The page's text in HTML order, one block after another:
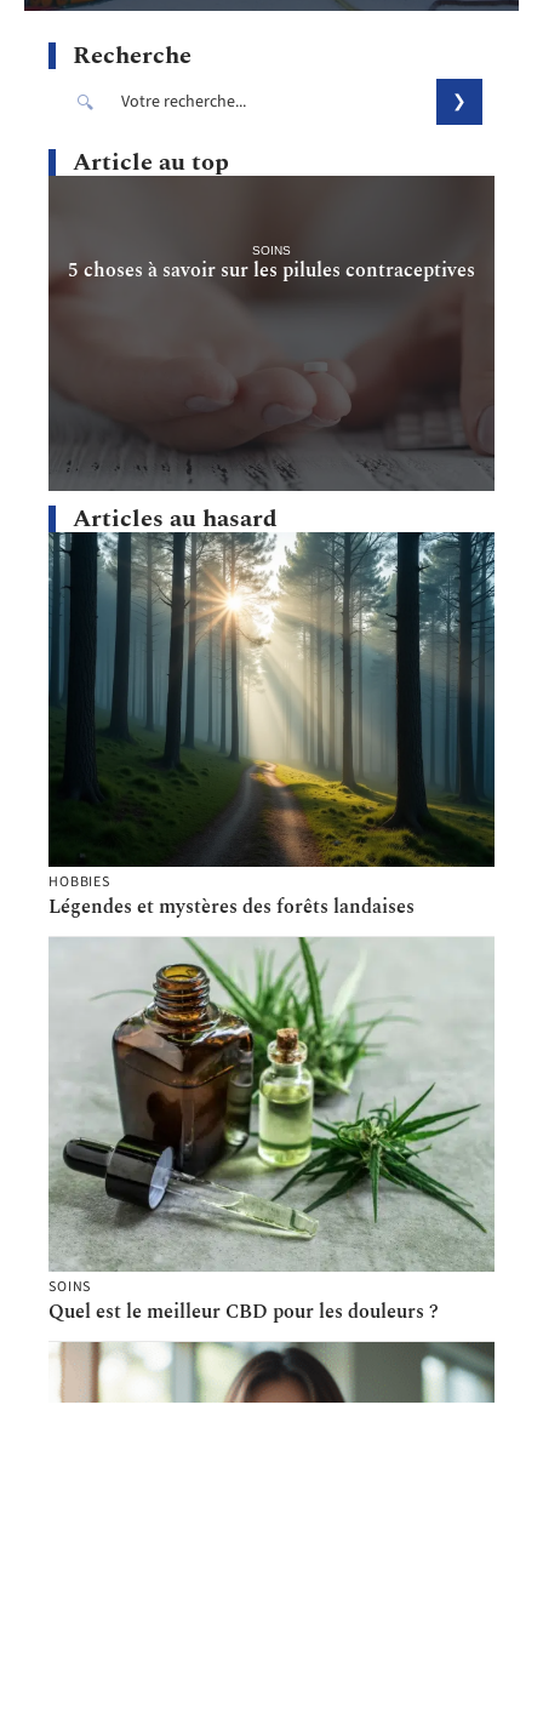
Recherche
Article au top
SOINS
5 choses à savoir sur les pilules contraceptives
Articles au hasard
HOBBIES
Légendes et mystères des forêts landaises
SOINS
Quel est le meilleur CBD pour les douleurs ?